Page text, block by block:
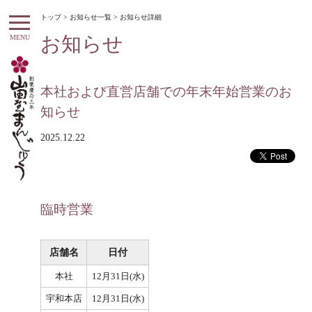
MENU
トップ> お知らせ一覧 > お知らせ詳細
お知らせ
本社および直営店舗での年末年始営業のお
知らせ
2025.12.22
臨時営業
店舗名 日付
本社 12月31日(水)
宇和本店 12月31日(水)